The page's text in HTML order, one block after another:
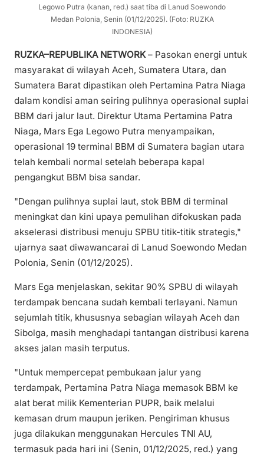
Legowo Putra (kanan, red.) saat tiba di Lanud Soewondo
Medan Polonia, Senin (01/12/2025). (Foto: RUZKA
INDONESIA)
RUZKA–REPUBLIKA NETWORK– Pasokan energi untuk
masyarakat di wilayah Aceh, Sumatera Utara, dan
Sumatera Barat dipastikan oleh Pertamina Patra Niaga
dalam kondisi aman seiring pulihnya operasional suplai
BBM dari jalur laut. Direktur Utama Pertamina Patra
Niaga, Mars Ega Legowo Putra menyampaikan,
operasional 19 terminal BBM di Sumatera bagian utara
telah kembali normal setelah beberapa kapal
pengangkut BBM bisa sandar.
"Dengan pulihnya suplai laut, stok BBM di terminal
meningkat dan kini upaya pemulihan difokuskan pada
akselerasi distribusi menuju SPBU titik-titik strategis,"
ujarnya saat diwawancarai di Lanud Soewondo Medan
Polonia, Senin (01/12/2025).
Mars Ega menjelaskan, sekitar 90% SPBU di wilayah
terdampak bencana sudah kembali terlayani. Namun
sejumlah titik, khususnya sebagian wilayah Aceh dan
Sibolga, masih menghadapi tantangan distribusi karena
akses jalan masih terputus.
"Untuk mempercepat pembukaan jalur yang
terdampak, Pertamina Patra Niaga memasok BBM ke
alat berat milik Kementerian PUPR, baik melalui
kemasan drum maupun jeriken. Pengiriman khusus
juga dilakukan menggunakan Hercules TNI AU,
termasuk pada hari ini (Senin, 01/12/2025, red.) yang